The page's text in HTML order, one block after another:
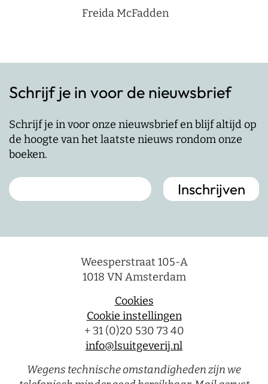
Freida McFadden
Schrijf je in voor de nieuwsbrief
Schrijf je in voor onze nieuwsbrief en blijf altijd op
de hoogte van het laatste nieuws rondom onze
boeken.
Weesperstraat 105-A
1018 VN Amsterdam
Cookies
Cookie instellingen
+ 31 (0)20 530 73 40
info@lsuitgeverij.nl
Wegens technische omstandigheden zijn we